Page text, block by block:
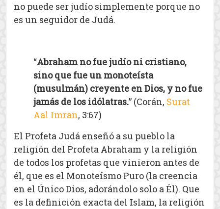
no puede ser judío simplemente porque no
es un seguidor de Judá.
“Abraham no fue judío ni cristiano,
sino que fue un monoteísta
(musulmán) creyente en Dios, y no fue
jamás de los idólatras.” (Corán, Surat
Aal Imran, 3:67)
El Profeta Judá enseñó a su pueblo la
religión del Profeta Abraham y la religión
de todos los profetas que vinieron antes de
él, que es el Monoteísmo Puro (la creencia
en el Único Dios, adorándolo solo a Él). Que
es la definición exacta del Islam, la religión